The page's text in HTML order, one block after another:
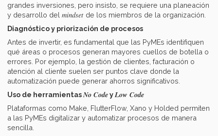
grandes inversiones, pero insisto, se requiere una planeación
y desarrollo del mindset de los miembros de la organización.
Diagnóstico y priorización de procesos
Antes de invertir, es fundamental que las PyMEs identifiquen
qué áreas o procesos generan mayores cuellos de botella o
errores. Por ejemplo, la gestión de clientes, facturación o
atención al cliente suelen ser puntos clave donde la
automatización puede generar ahorros significativos.
Uso de herramientasNo CodeyLow Code
Plataformas como Make, FlutterFlow, Xano y Holded permiten
a las PyMEs digitalizar y automatizar procesos de manera
sencilla.